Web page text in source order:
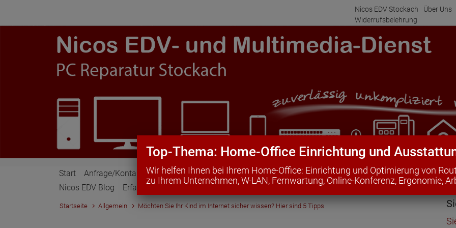
Nicos EDV Stockach Über Uns
Widerrufsbelehrung
Start Anfrage/Kontakt Leistungen Home Office Technik- & Informationssysteme Home
Nicos EDV Blog
Erfahrungsberichte Computer-Wörterbuch Prospekte zum Download
Startseite Allgemein Möchten Sie Ihr Kind im Internet sicher wissen? Hier sind 5 Tipps
Top-Thema: Home-Office Einrichtung und
Wir helfen Ihnen bei Ihrem Home-Office: Einrichtung und Optimierung von
zu Ihrem Unternehmen, W-LAN, Fernwartung, Online-Konferenz, Ergonomie,